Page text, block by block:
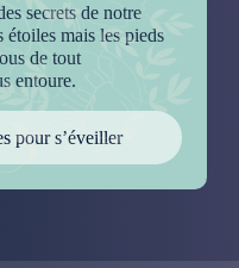
secrets de notre
étoiles mais les pieds
de tout
entoure.
pour s’éveiller